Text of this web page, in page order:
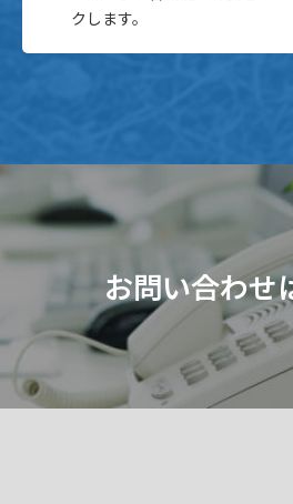
クします。
お問い合わせ